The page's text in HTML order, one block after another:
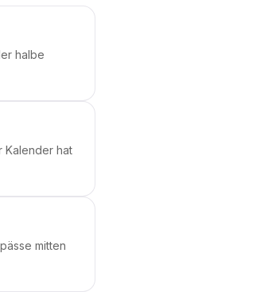
halbe
Kalender hat
mitten